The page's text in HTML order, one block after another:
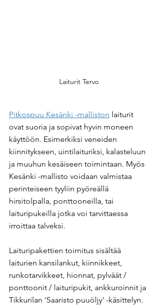
Laiturit Tervo
Pitkospuu Kesänki -malliston laiturit
ovat suoria ja sopivat hyvin moneen
käyttöön. Esimerkiksi veneiden
kiinnitykseen, uintilaituriksi, kalasteluun
ja muuhun kesäiseen toimintaan. Myös
Kesänki -mallisto voidaan valmistaa
perinteiseen tyyliin pyöreällä
hirsitolpalla, ponttooneilla, tai
laituripukeilla jotka voi tarvittaessa
irroittaa talveksi.
Laituripakettien toimitus sisältää
laiturien kansilankut, kiinnikkeet,
runkotarvikkeet, hionnat, pylväät /
ponttoonit / laituripukit, ankkuroinnit ja
Tikkurilan 'Saaristo puuöljy' -käsittelyn.